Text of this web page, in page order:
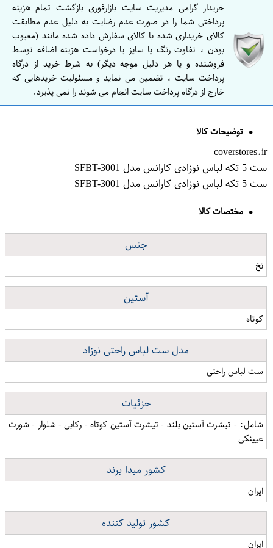
خریدار گرامی مدیریت سایت بازارفوری بازگشت تمام هزینه
پرداختی شما را در صورت عدم رضایت به دلیل عدم مطابقت
کالای خریداری شده با کالای سفارش داده شده مانند (معیوب
بودن ، تفاوت رنگ یا سایز یا درخواست هزینه اضافه توسط
فروشنده و یا هر دلیل موجه دیگر) به شرط خرید از درگاه
پرداخت سایت ، تضمین می نماید و مسئولیت خریدهایی که
خارج از درگاه پرداخت سایت انجام می شوند را نمی پذیرد.
توضیحات کالا
coverstores.ir
ست 5 تکه لباس نوزادی کارانس مدل SFBT-3001
ست 5 تکه لباس نوزادی کارانس مدل SFBT-3001
مختصات کالا
جنس
نخ
آستین
کوتاه
مدل ست لباس راحتی نوزاد
ست لباس راحتی
جزئیات
شامل: - تیشرت آستین بلند - تیشرت آستین کوتاه - رکابی - شلوار - شورت
عیینکی
کشور مبدا برند
ایران
کشور تولید کننده
ایران